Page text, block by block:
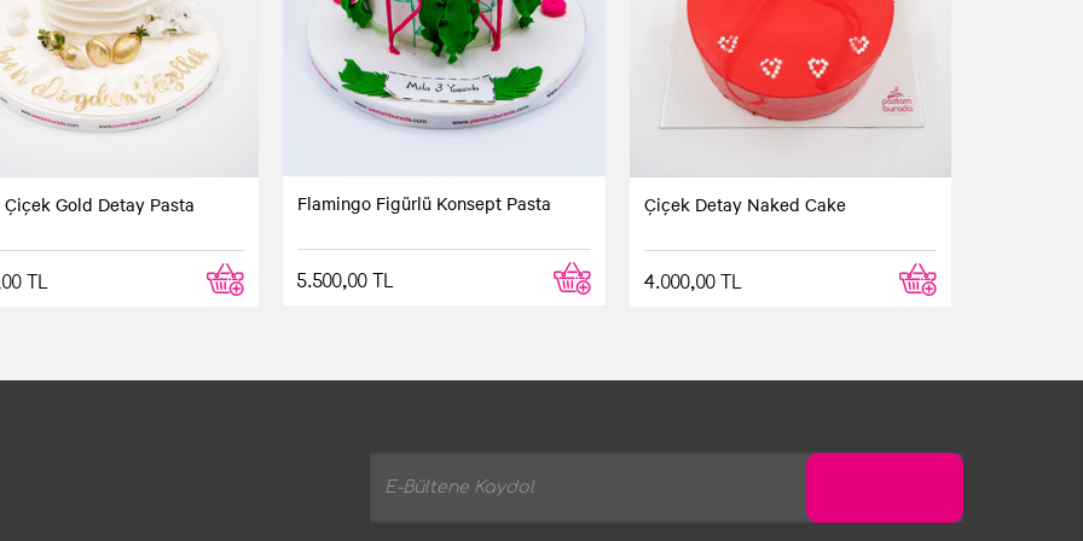
gördüğüm ile birbir aynıydı ve çok tazeydi. Siparişim beklediğim saatte ulaştı. Hizmet kalitesi son derece
sipariş etmek istedik. Sipariş formunu doldurduk ve siparişimizi verdik. Elimize tam vaktinde ulaştı.
Çiçek Gold Detay Pasta
TL
Flamingo Figürlü Konsept Pasta
5.500,00 TL
Çiçek Detay Naked Cake
4.000,00 TL